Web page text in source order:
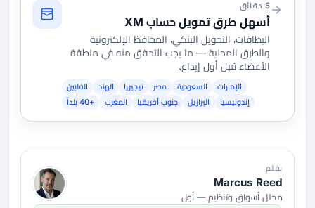
5 دقائق
أسهل طرق تمويل حساب XM
البطاقات، التحويل البنكي، المحافظ الإلكترونية
والطرق المحلية — ما يجب التحقق منه في منطقة
الأعضاء قبل أول إيداع.
الإمارات السعودية مصر نيجيريا الهند
الفلبين
إندونيسيا
البرازيل جنوب أفريقيا المغرب +40 بلداً
بقلم
Marcus Reed
محلل أسواق وتنظيم — أول